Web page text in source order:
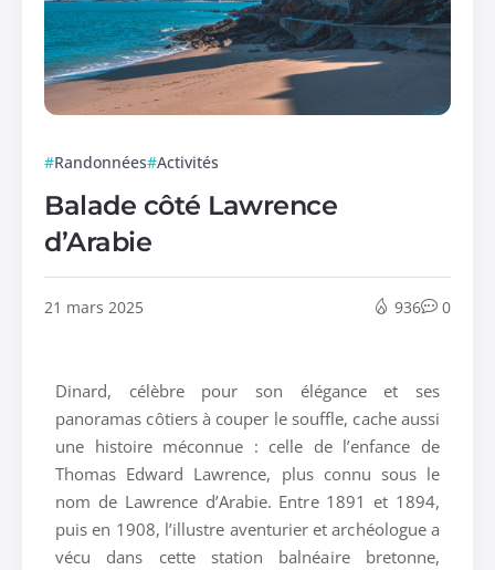
Randonnées Activités
Balade côté Lawrence
d’Arabie
21 mars 2025 936 0
Dinard, célèbre pour son élégance et ses
panoramas côtiers à couper le souffle, cache aussi
une histoire méconnue : celle de l’enfance de
Thomas Edward Lawrence, plus connu sous le
nom de Lawrence d’Arabie. Entre 1891 et 1894,
puis en 1908, l’illustre aventurier et archéologue a
vécu dans cette station balnéaire bretonne,